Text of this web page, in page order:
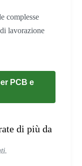
complesse
lavorazione
PCB e
di più da